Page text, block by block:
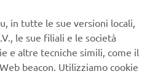
track and race bike.
in tutte le sue versioni locali,
le sue filiali e le società
e altre tecniche simili, come il
beacon. Utilizziamo cookie